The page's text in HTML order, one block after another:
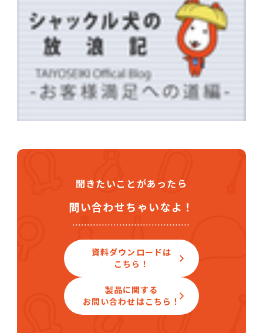
聞きたいことがあったら
問い合わせちゃいなよ！
資料ダウンロードは
こちら！
製品に関する
お問い合わせはこちら！